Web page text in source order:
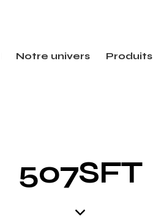
Notre univers Produits
507SFT